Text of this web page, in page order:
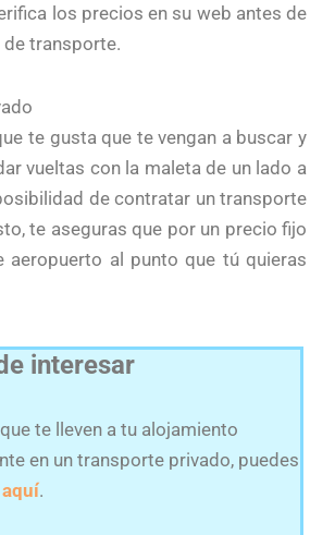
los precios en su web antes de
transporte.
te gusta que te vengan a buscar y
vueltas con la maleta de un lado a
de contratar un transporte
te aseguras que por un precio fijo
aeropuerto al punto que tú quieras
interesar
te lleven a tu alojamiento
en un transporte privado, puedes
aquí.